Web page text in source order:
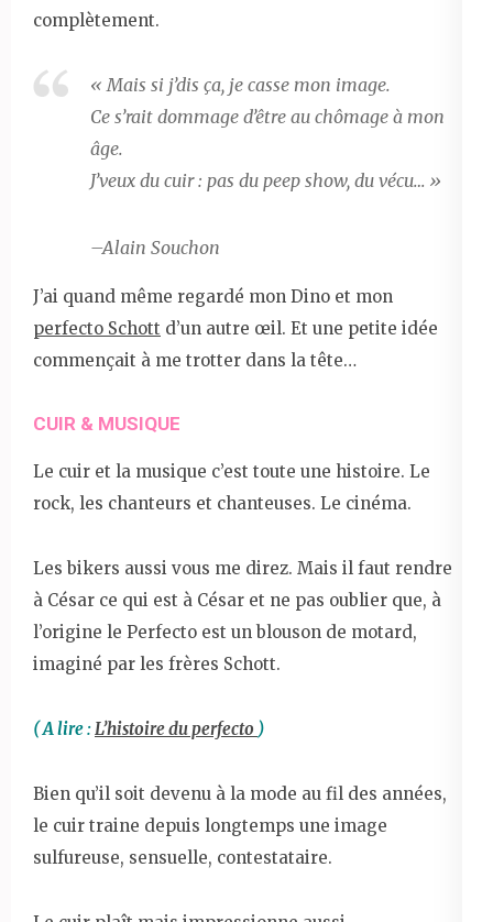
complètement.
« Mais si j’dis ça, je casse mon image.
Ce s’rait dommage d’être au chômage à mon
âge.
J’veux du cuir : pas du peep show, du vécu… »
–Alain Souchon
J’ai quand même regardé mon Dino et mon
perfecto Schott d’un autre œil. Et une petite idée
commençait à me trotter dans la tête…
CUIR & MUSIQUE
Le cuir et la musique c’est toute une histoire. Le
rock, les chanteurs et chanteuses. Le cinéma.
Les bikers aussi vous me direz. Mais il faut rendre
à César ce qui est à César et ne pas oublier que, à
l’origine le Perfecto est un blouson de motard,
imaginé par les frères Schott.
( A lire :L’histoire du perfecto )
Bien qu’il soit devenu à la mode au fil des années,
le cuir traine depuis longtemps une image
sulfureuse, sensuelle, contestataire.